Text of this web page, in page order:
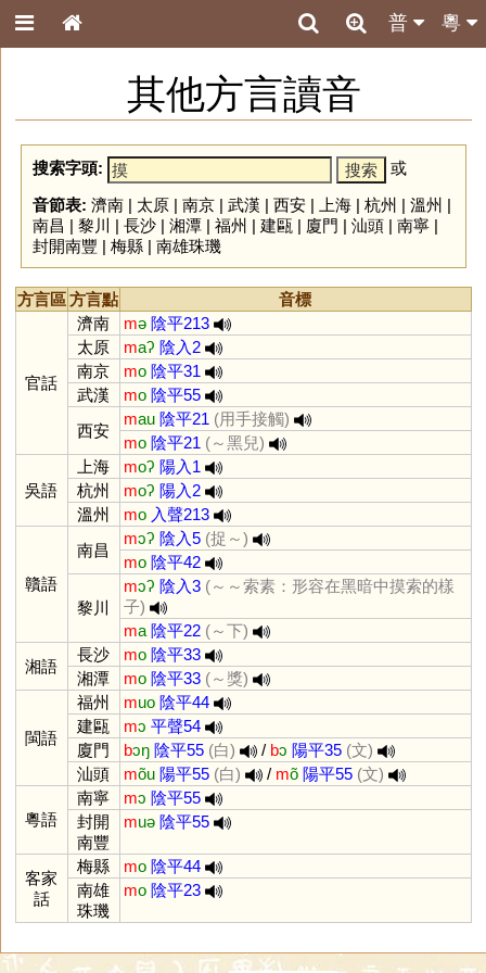
粵
普
其他方言讀音
搜索字頭:
或
音節表: 濟南| 太原| 南京| 武漢 | 西安| 上海| 杭州 | 溫州 |
南昌 | 黎川 | 長沙| 湘潭| 福州 | 建甌 | 廈門 | 汕頭| 南寧|
封開南豐 | 梅縣| 南雄珠璣
方言區方言點 音標
官話
濟南 mə 陰平213
太原
maʔ 陰入2
南京
mo 陰平31
武漢
mo 陰平55
西安
mau 陰平21 (用手接觸)
mo 陰平21 (～黑兒)
吳語
上海 moʔ 陽入1
杭州
moʔ 陽入2
溫州
mo 入聲213
贛語
南昌
mɔʔ 陰入5 (捉～)
mo 陰平42
黎川
mɔʔ 陰入3 (～～索素：形容在黑暗中摸索的樣
子)
ma 陰平22 (～下)
湘語
長沙 mo 陰平33
湘潭
mo 陰平33 (～獎)
閩語
福州 muo 陰平44
建甌
mɔ 平聲54
廈門
bɔŋ 陰平55 (白) / bɔ 陽平35 (文)
汕頭
mõu 陽平55 (白) / mõ 陽平55 (文)
粵語
南寧 mɔ 陰平55
封開
南豐
muə 陰平55
客家
話
梅縣 mo 陰平44
南雄
珠璣
mo 陰平23